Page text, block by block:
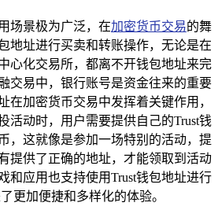
场景极为广泛，在加密货币交易的舞
地址进行买卖和转账操作，无论是在
心化交易所，都离不开钱包地址来完
交易中，银行账号是资金往来的重要
在加密货币交易中发挥着关键作用，
活动时，用户需要提供自己的Trust钱
，这就像是参加一场特别的活动，提
提供了正确的地址，才能领取到活动
和应用也支持使用Trust钱包地址进行
更加便捷和多样化的体验。